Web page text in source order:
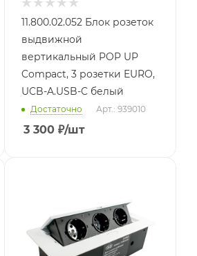
11.800.02.052 Блок розеток
выдвижной
вертикальный POP UP
Compact, 3 розетки EURO,
UCB-A.USB-C белый
Достаточно Арт.: 939010
3 300₽/шт